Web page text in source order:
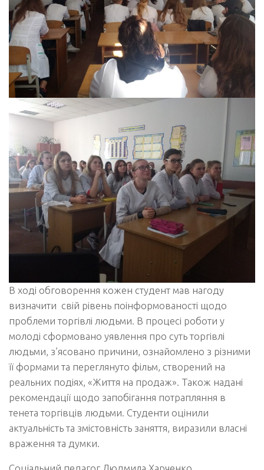
В ході обговорення кожен студент мав нагоду
визначити свій рівень поінформованості щодо
проблеми торгівлі людьми. В процесі роботи у
молоді сформовано уявлення про суть торгівлі
людьми, з’ясовано причини, ознайомлено з різними
її формами та переглянуто фільм, створений на
реальних подіях, «Життя на продаж». Також надані
рекомендації щодо запобігання потрапляння в
тенета торгівців людьми. Студенти оцінили
актуальність та змістовність заняття, виразили власні
враження та думки.